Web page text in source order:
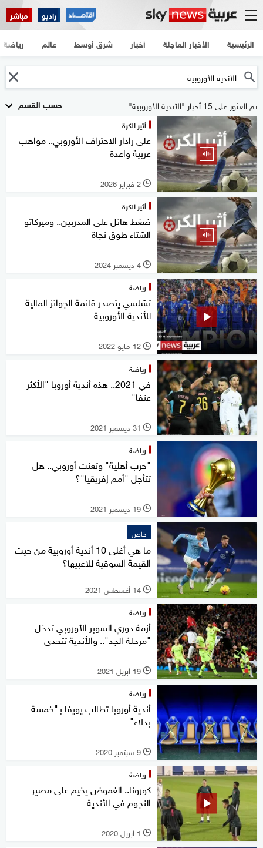
راديو مباشر
الرئيسية الأخبار العاجلة أخبار شرق أوسط عالم رياضة
حسب القسم تم العثور على 15 أخبار "الأندية الأوروبية"
أثير الكرة
على رادار الاحتراف الأوروبي.. مواهب
عربية واعدة
l 2 فبراير 2026
أثير الكرة
ضغط هائل على المدربين.. وميركاتو
الشتاء طوق نجاة
l 4 ديسمبر 2024
رياضة
تشلسي يتصدر قائمة الجوائز المالية
للأندية الأوروبية
l 12 مايو 2022
رياضة
في 2021.. هذه أندية أوروبا "الأكثر
عنفا"
l 31 ديسمبر 2021
رياضة
"حرب أهلية" وتعنت أوروبي.. هل
تتأجل "أمم إفريقيا"؟
l 19 ديسمبر 2021
خاص
ما هي أغلى 10 أندية أوروبية من حيث
القيمة السوقية للاعبيها؟
l 14 أغسطس 2021
رياضة
أزمة دوري السوبر الأوروبي تدخل
"مرحلة الجد".. والأندية تتحدى
l 19 أبريل 2021
رياضة
أندية أوروبا تطالب يويفا بـ"خمسة
بدلاء"
l 9 سبتمبر 2020
رياضة
كورونا.. الغموض يخيم على مصير
النجوم في الأندية
l 1 أبريل 2020